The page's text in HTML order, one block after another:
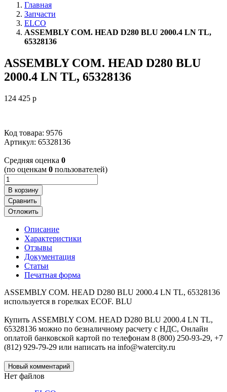
Главная
Запчасти
ELCO
ASSEMBLY COM. HEAD D280 BLU 2000.4 LN TL,
65328136
ASSEMBLY COM. HEAD D280 BLU
2000.4 LN TL, 65328136
124 425 p
Код товара: 9576
Артикул: 65328136
Cредняя оценка 0
(по оценкам 0 пользователей)
В корзину
Сравнить
Отложить
Описание
Характеристики
Отзывы
Документация
Статьи
Печатная форма
ASSEMBLY COM. HEAD D280 BLU 2000.4 LN TL, 65328136
используется в горелках ECOF. BLU
Купить ASSEMBLY COM. HEAD D280 BLU 2000.4 LN TL,
65328136 можно по безналичному расчету с НДС, Онлайн
оплатой банковской картой по телефонам 8 (800) 250-93-29, +7
(812) 929-79-29 или написать на info@watercity.ru
Новый комментарий
Нет файлов